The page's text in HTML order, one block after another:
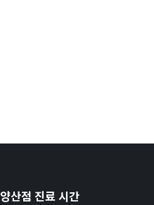
양산점 진료 시간